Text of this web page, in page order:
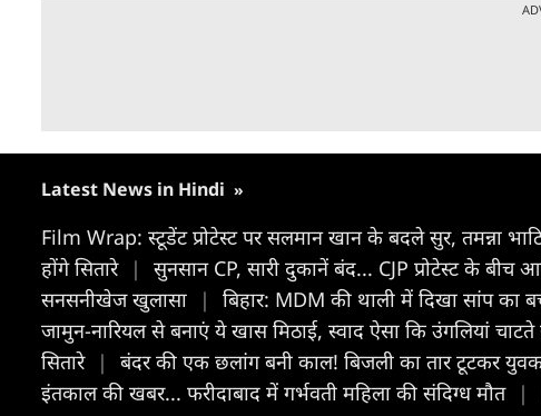
Latest News in Hindi »
Film Wrap: स्टूडेंट प्रोटेस्ट पर सलमान खान के बदले सुर, तमन्ना
होंगे सितारे | सुनसान CP, सारी दुकानें बंद... CJP प्रोटेस्ट के
सनसनीखेज खुलासा
| बिहार: MDM की थाली में दिखा सांप का
जामुन-नारियल से बनाएं ये खास मिठाई, स्वाद ऐसा कि उंगलियां
सितारे | बंदर की एक छलांग बनी काल! बिजली का तार टूटकर युवक
इंतकाल की खबर... फरीदाबाद में गर्भवती महिला की संदिग्ध मौत |